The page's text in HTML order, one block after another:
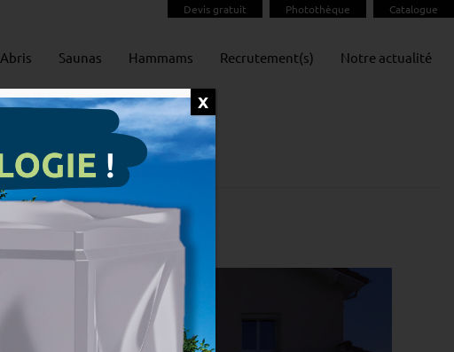
Devis gratuit Photothèque Catalogue
Abris Saunas Hammams Recrutement(s) Notre actualité
X